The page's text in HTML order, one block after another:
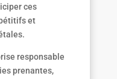
ces
et
responsable
prenantes,